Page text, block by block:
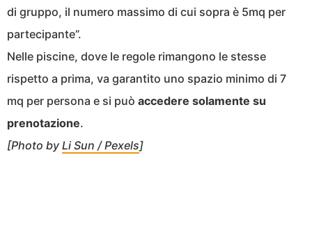
di gruppo, il numero massimo di cui sopra è 5mq per
partecipante”.
Nelle piscine, dove le regole rimangono le stesse
rispetto a prima, va garantito uno spazio minimo di 7
mq per persona e si può accedere solamente su
prenotazione.
[Photo byLi Sun / Pexels]